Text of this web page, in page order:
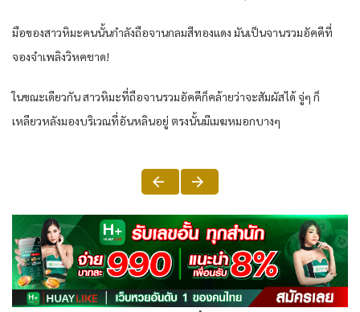
มือ​ของ​สาว​หิมะ​คน​นั้น​กำลัง​ถือ​จาน​กลม​สีทองแดง​ มัน​เป็น​จาน​รวม​อัคคี​ที่​
จองจำ​เพลิง​วิหค​ชาด​!
ในขณะเดียวกัน​ สาว​หิมะ​ที่​ถือ​จาน​รวม​อัคคี​ก็​คล้าย​ว่า​จะสัมผัส​ได้​ จู่ๆ ก็​
เหลียวหลัง​มอง​บริเวณ​ที่​อัน​หลิน​อยู่​ ตรงนั้น​มีเมฆหมอก​บาง​ๆ